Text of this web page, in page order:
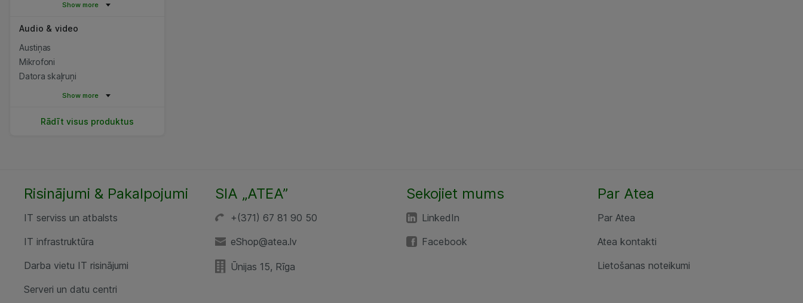
Show more
Audio & video
Austiņas
Mikrofoni
Datora skaļruņi
Show more
Rādīt visus produktus
Risinājumi & Pakalpojumi
IT serviss un atbalsts
IT infrastruktūra
Darba vietu IT risinājumi
Serveri un datu centri
SIA „ATEA”
+(371) 67 81 90 50
eShop@atea.lv
Ūnijas 15, Rīga
Sekojiet mums
LinkedIn
Facebook
Par Atea
Par Atea
Atea kontakti
Lietošanas noteikumi